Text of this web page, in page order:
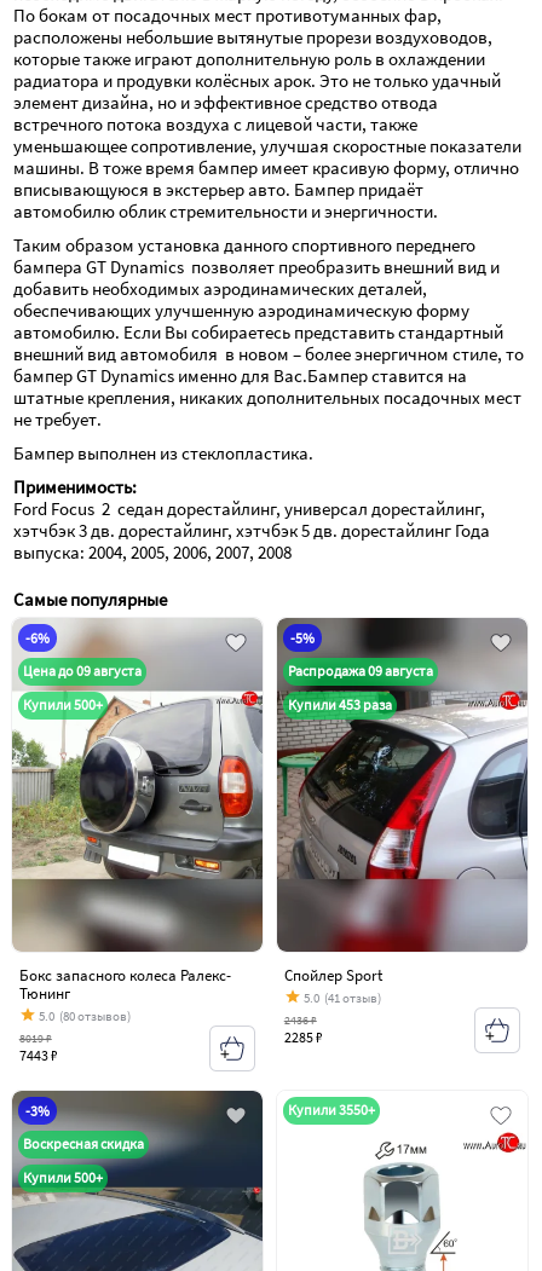
По бокам от посадочных мест противотуманных фар,
расположены небольшие вытянутые прорези воздуховодов,
которые также играют дополнительную роль в охлаждении
радиатора и продувки колёсных арок. Это не только удачный
элемент дизайна, но и эффективное средство отвода
встречного потока воздуха с лицевой части, также
уменьшающее сопротивление, улучшая скоростные показатели
машины. В тоже время бампер имеет красивую форму, отлично
вписывающуюся в экстерьер авто. Бампер придаёт
автомобилю облик стремительности и энергичности.
Таким образом установка данного спортивного переднего
бампера GT Dynamics  позволяет преобразить внешний вид и
добавить необходимых аэродинамических деталей,
обеспечивающих улучшенную аэродинамическую форму
автомобилю. Если Вы собираетесь представить стандартный
внешний вид автомобиля  в новом – более энергичном стиле, то
бампер GT Dynamics именно для Вас.Бампер ставится на
штатные крепления, никаких дополнительных посадочных мест
не требует.
Бампер выполнен из стеклопластика.
Применимость:
Ford Focus  2  седан дорестайлинг, универсал дорестайлинг,
хэтчбэк 3 дв. дорестайлинг, хэтчбэк 5 дв. дорестайлинг Года
выпуска: 2004, 2005, 2006, 2007, 2008
Самые популярные
-6%
Цена до 09 августа
Купили 500+
Бокс запасного колеса Ралекс-
Тюнинг
5.0 (80 отзывов)
7443 ₽
8019 ₽
-5%
Распродажа 09 августа
Купили 453 раза
Спойлер Sport
5.0 (41 отзыв)
2285 ₽
2436 ₽
-3%
Воскресная скидка
Купили 500+
Купили 3550+